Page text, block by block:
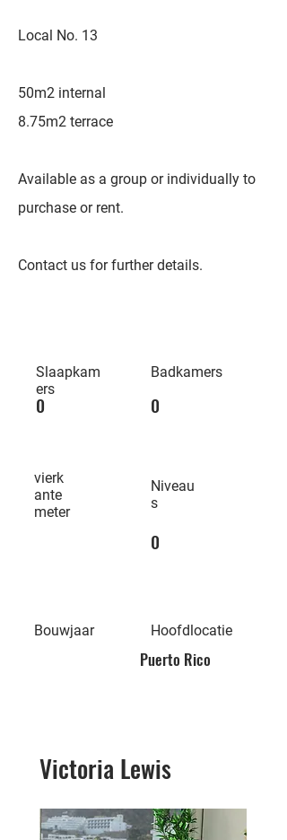
Local No. 13
50m2 internal
8.75m2 terrace
Available as a group or individually to
purchase or rent.
Contact us for further details.
Slaapkam
ers
0
vierk
ante
meter
Bouwjaar
Badkamers
0
Niveau
s
0
Hoofdlocatie
Puerto Rico
Victoria Lewis